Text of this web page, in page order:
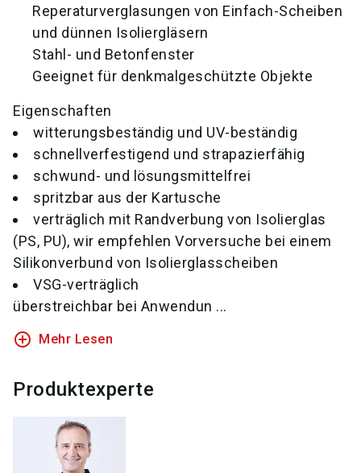
Reperaturverglasungen von Einfach-Scheiben
und dünnen Isoliergläsern
Stahl- und Betonfenster
Geeignet für denkmalgeschützte Objekte
Eigenschaften
witterungsbeständig und UV-beständig
schnellverfestigend und strapazierfähig
schwund- und lösungsmittelfrei
spritzbar aus der Kartusche
verträglich mit Randverbung von Isolierglas
(PS, PU), wir empfehlen Vorversuche bei einem
Silikonverbund von Isolierglasscheiben
VSG-verträglich
überstreichbar bei Anwendun ...
add_circle_outline Mehr Lesen
Produktexperte